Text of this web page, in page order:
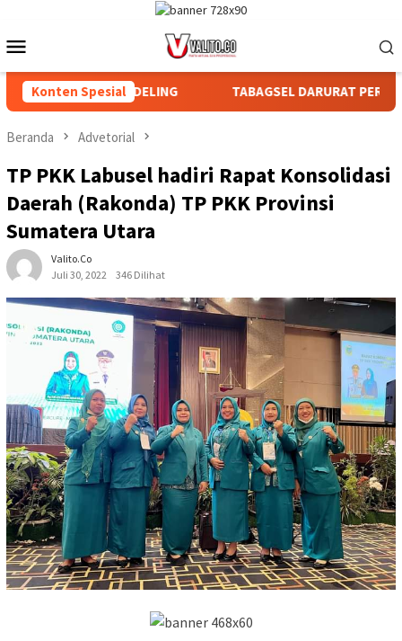
konten
Mobile
Konten Spesial
DAN AFDELING TABAGSEL DARURAT PERLINDUNGAN
Beranda Advetorial
TP PKK Labusel hadiri Rapat Konsolidasi
Daerah (Rakonda) TP PKK Provinsi
Sumatera Utara
Valito.co
Juli 30, 2022
346 Dilihat